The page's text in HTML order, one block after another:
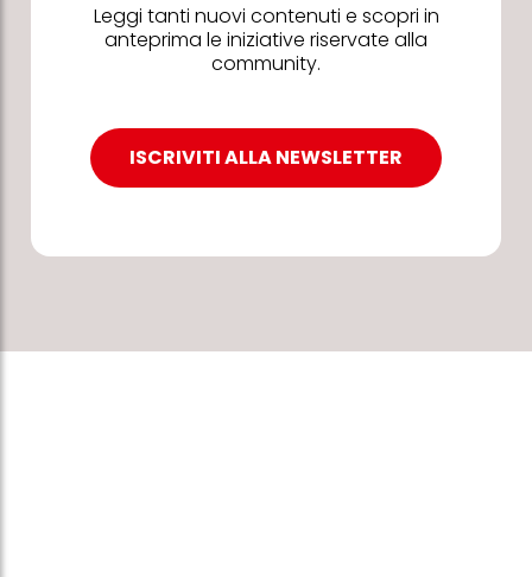
Leggi tanti nuovi contenuti e scopri in
anteprima le iniziative riservate alla
community.
ISCRIVITI ALLA NEWSLETTER